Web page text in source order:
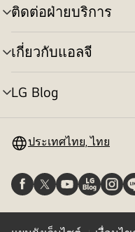
ติดต่อฝ่ายบริการ
สลับ
เมนู
เกี่ยวกับแอลจี
สลับ
เมนู
LG Blog
สลับ
ประเทศไทย, ไทย